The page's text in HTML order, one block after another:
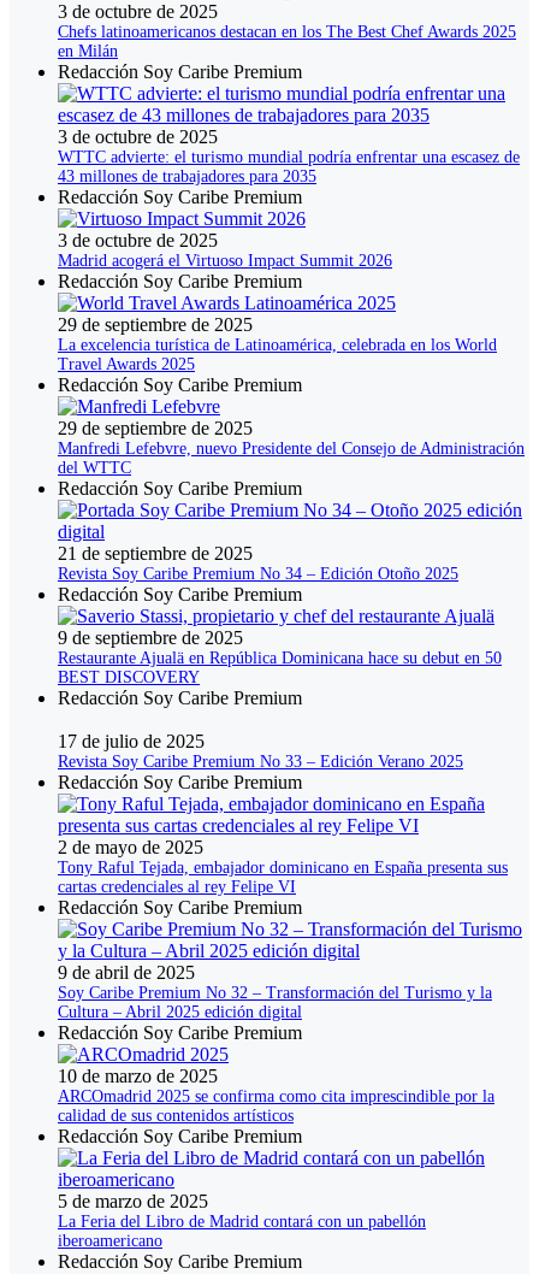
3 de octubre de 2025
Chefs latinoamericanos destacan en los The Best Chef Awards 2025
en Milán
Redacción Soy Caribe Premium
3 de octubre de 2025
WTTC advierte: el turismo mundial podría enfrentar una escasez de
43 millones de trabajadores para 2035
Redacción Soy Caribe Premium
3 de octubre de 2025
Madrid acogerá el Virtuoso Impact Summit 2026
Redacción Soy Caribe Premium
29 de septiembre de 2025
La excelencia turística de Latinoamérica, celebrada en los World
Travel Awards 2025
Redacción Soy Caribe Premium
29 de septiembre de 2025
Manfredi Lefebvre, nuevo Presidente del Consejo de Administración
del WTTC
Redacción Soy Caribe Premium
21 de septiembre de 2025
Revista Soy Caribe Premium No 34 – Edición Otoño 2025
Redacción Soy Caribe Premium
9 de septiembre de 2025
Restaurante Ajualä en República Dominicana hace su debut en 50
BEST DISCOVERY
Redacción Soy Caribe Premium
17 de julio de 2025
Revista Soy Caribe Premium No 33 – Edición Verano 2025
Redacción Soy Caribe Premium
2 de mayo de 2025
Tony Raful Tejada, embajador dominicano en España presenta sus
cartas credenciales al rey Felipe VI
Redacción Soy Caribe Premium
9 de abril de 2025
Soy Caribe Premium No 32 – Transformación del Turismo y la
Cultura – Abril 2025 edición digital
Redacción Soy Caribe Premium
10 de marzo de 2025
ARCOmadrid 2025 se confirma como cita imprescindible por la
calidad de sus contenidos artísticos
Redacción Soy Caribe Premium
5 de marzo de 2025
La Feria del Libro de Madrid contará con un pabellón
iberoamericano
Redacción Soy Caribe Premium